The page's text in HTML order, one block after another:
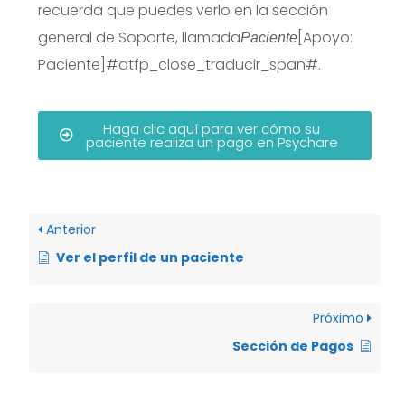
recuerda que puedes verlo en la sección
general de Soporte, llamadaPaciente Apoyo:
Paciente ]#atfp_close_traducir_span#.
Haga clic aquí para ver cómo su
paciente realiza un pago en Psychare
Anterior
Ver el perfil de un paciente
Próximo
Sección de Pagos